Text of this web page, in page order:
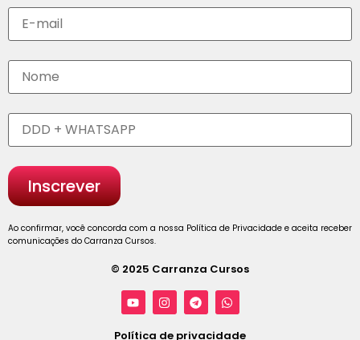
Ao confirmar, você concorda com a nossa Política de Privacidade e aceita receber
comunicações do Carranza Cursos.
© 2025 Carranza Cursos
Política de privacidade